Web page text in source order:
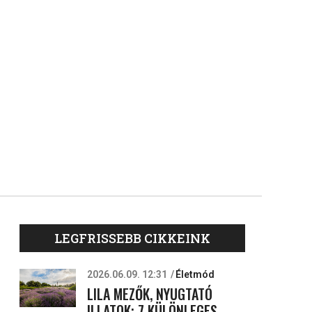
LEGFRISSEBB CIKKEINK
2026.06.09. 12:31 Életmód
LILA MEZŐK, NYUGTATÓ